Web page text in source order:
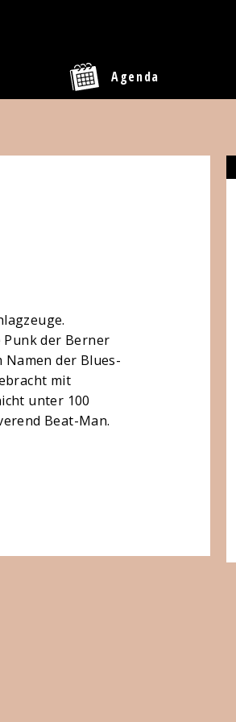
Agenda
Punk der Berner
Namen der Blues-
mit
unter 100
Beat-Man.